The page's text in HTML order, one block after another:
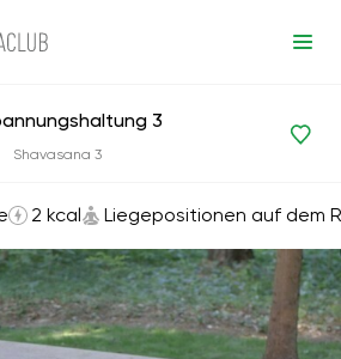
Liegepositionen auf dem Rücken
3
Shavasana 3
2 kcal Liegepositionen auf dem